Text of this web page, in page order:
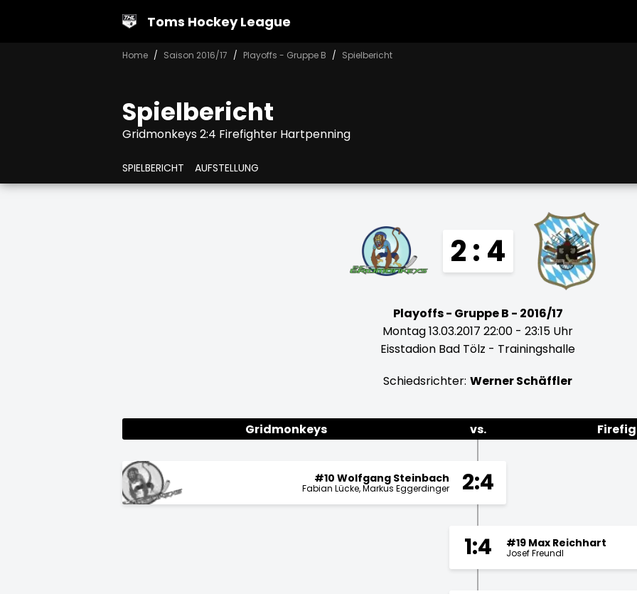
Toms Hockey League
Home Saison 2016/17 Playoffs - Gruppe B Spielbericht
Spielbericht
Gridmonkeys 2:4 Firefighter Hartpenning
SPIELBERICHT AUFSTELLUNG
2 : 4
Playoffs - Gruppe B - 2016/17
Montag 13.03.2017 22:00 - 23:15 Uhr
Eisstadion Bad Tölz - Trainingshalle
Schiedsrichter: Werner Schäffler
Gridmonkeys vs.
2:4
#10 Wolfgang Steinbach
Fabian Lücke Markus Eggerdinger
1:4 #19 Max Reichhart
Josef Freundl